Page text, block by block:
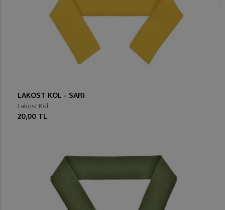
LAKOST KOL - SARI
Lakost Kol
20,00 TL